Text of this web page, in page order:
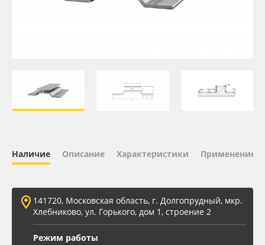
Плёнка монтажная Oratape
ПЭТ листовой
Баннер
Заготовки для сувениров
Наличие Описание Характеристики Применение
141720, Московская область, г. Долгопрудный, мкр.
Хлебниково, ул. Горького, дом 1, строение 2
Режим работы